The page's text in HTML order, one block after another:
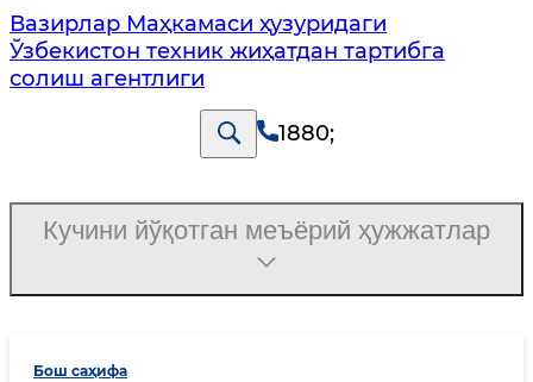
Вазирлар Маҳкамаси ҳузуридаги
Ўзбекистон техник жиҳатдан тартибга
солиш агентлиги
1880;
Бош саҳифа
Кучини йўқотган меъёрий ҳужжатлар